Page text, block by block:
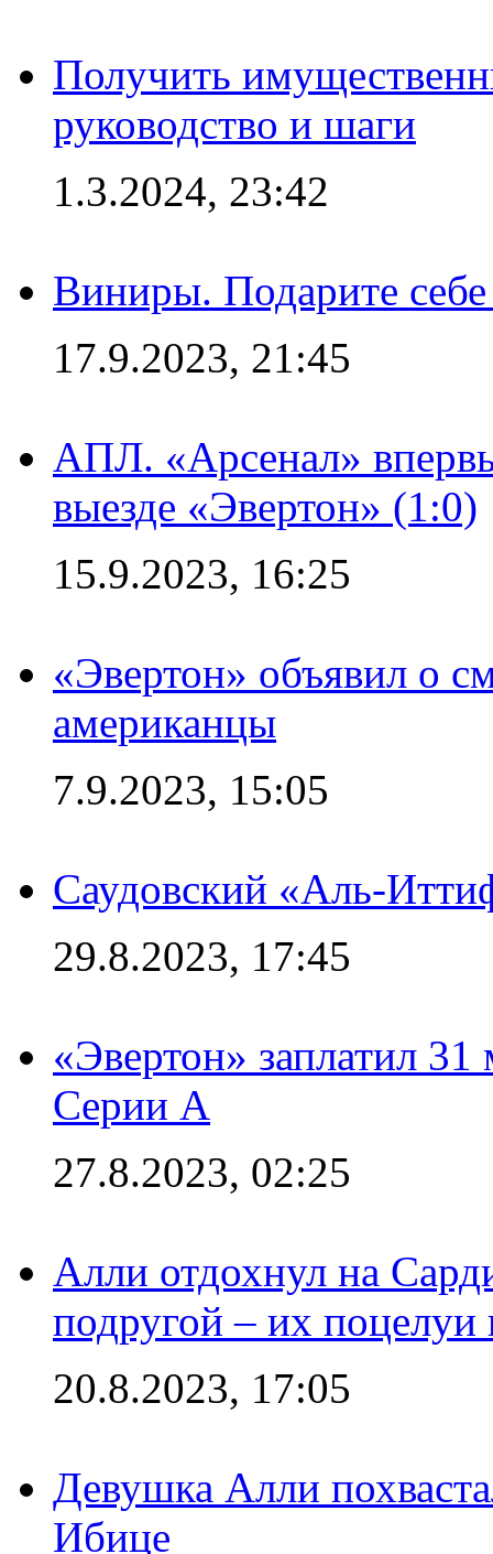
Получить
руководство и шаги
1.3.2024, 23:42
Виниры. Подарите
17.9.2023, 21:45
АПЛ. «Арсенал»
выезде «Эвертон» (1:0)
15.9.2023, 16:25
«Эвертон» объявил о
американцы
7.9.2023, 15:05
Саудовский «Аль-
29.8.2023, 17:45
«Эвертон» заплатил
Серии А
27.8.2023, 02:25
Алли отдохнул на
подругой – их поцелуи
20.8.2023, 17:05
Девушка Алли
Ибице